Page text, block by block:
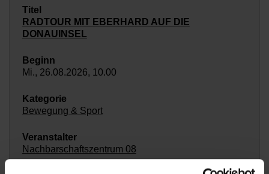
RADTOUR MIT EBERHARD AUF DIE
DONAUINSEL
Mi., 26.08.2026, 10.00
Bewegung & Sport
Nachbarschaftszentrum 08